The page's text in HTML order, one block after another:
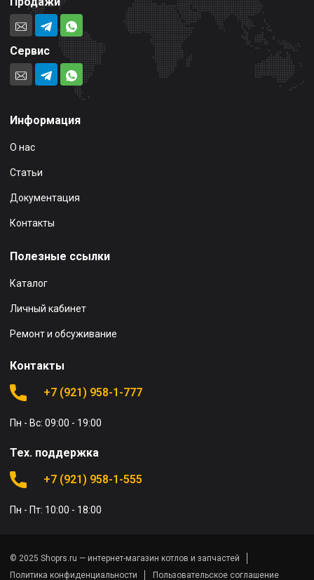
Сервис
Информация
О нас
Статьи
Документация
Контакты
Полезные ссылки
Каталог
Личный кабинет
Ремонт и обсуживание
Контакты
+7 (921) 958-1-777
Пн - Вс: 09:00 - 19:00
Тех. поддержка
+7 (921) 958-1-555
Пн - Пт: 10:00 - 18:00
© 2025 Shoprs.ru — интернет-магазин котлов и запчастей
Политика конфиденциальности
Пользовательское соглашение